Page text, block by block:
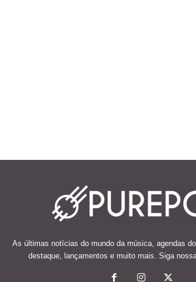
As últimas notícias do mundo da música, agendas
destaque, lançamentos e muito mais. Siga